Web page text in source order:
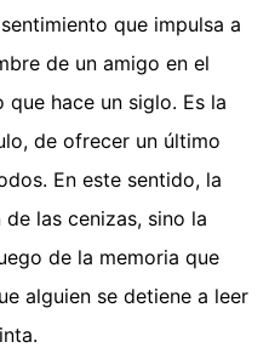
que impulsa a
de un amigo en el
hace un siglo. Es la
de ofrecer un último
En este sentido, la
las cenizas, sino la
de la memoria que
alguien se detiene a leer